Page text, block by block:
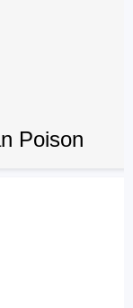
Poison